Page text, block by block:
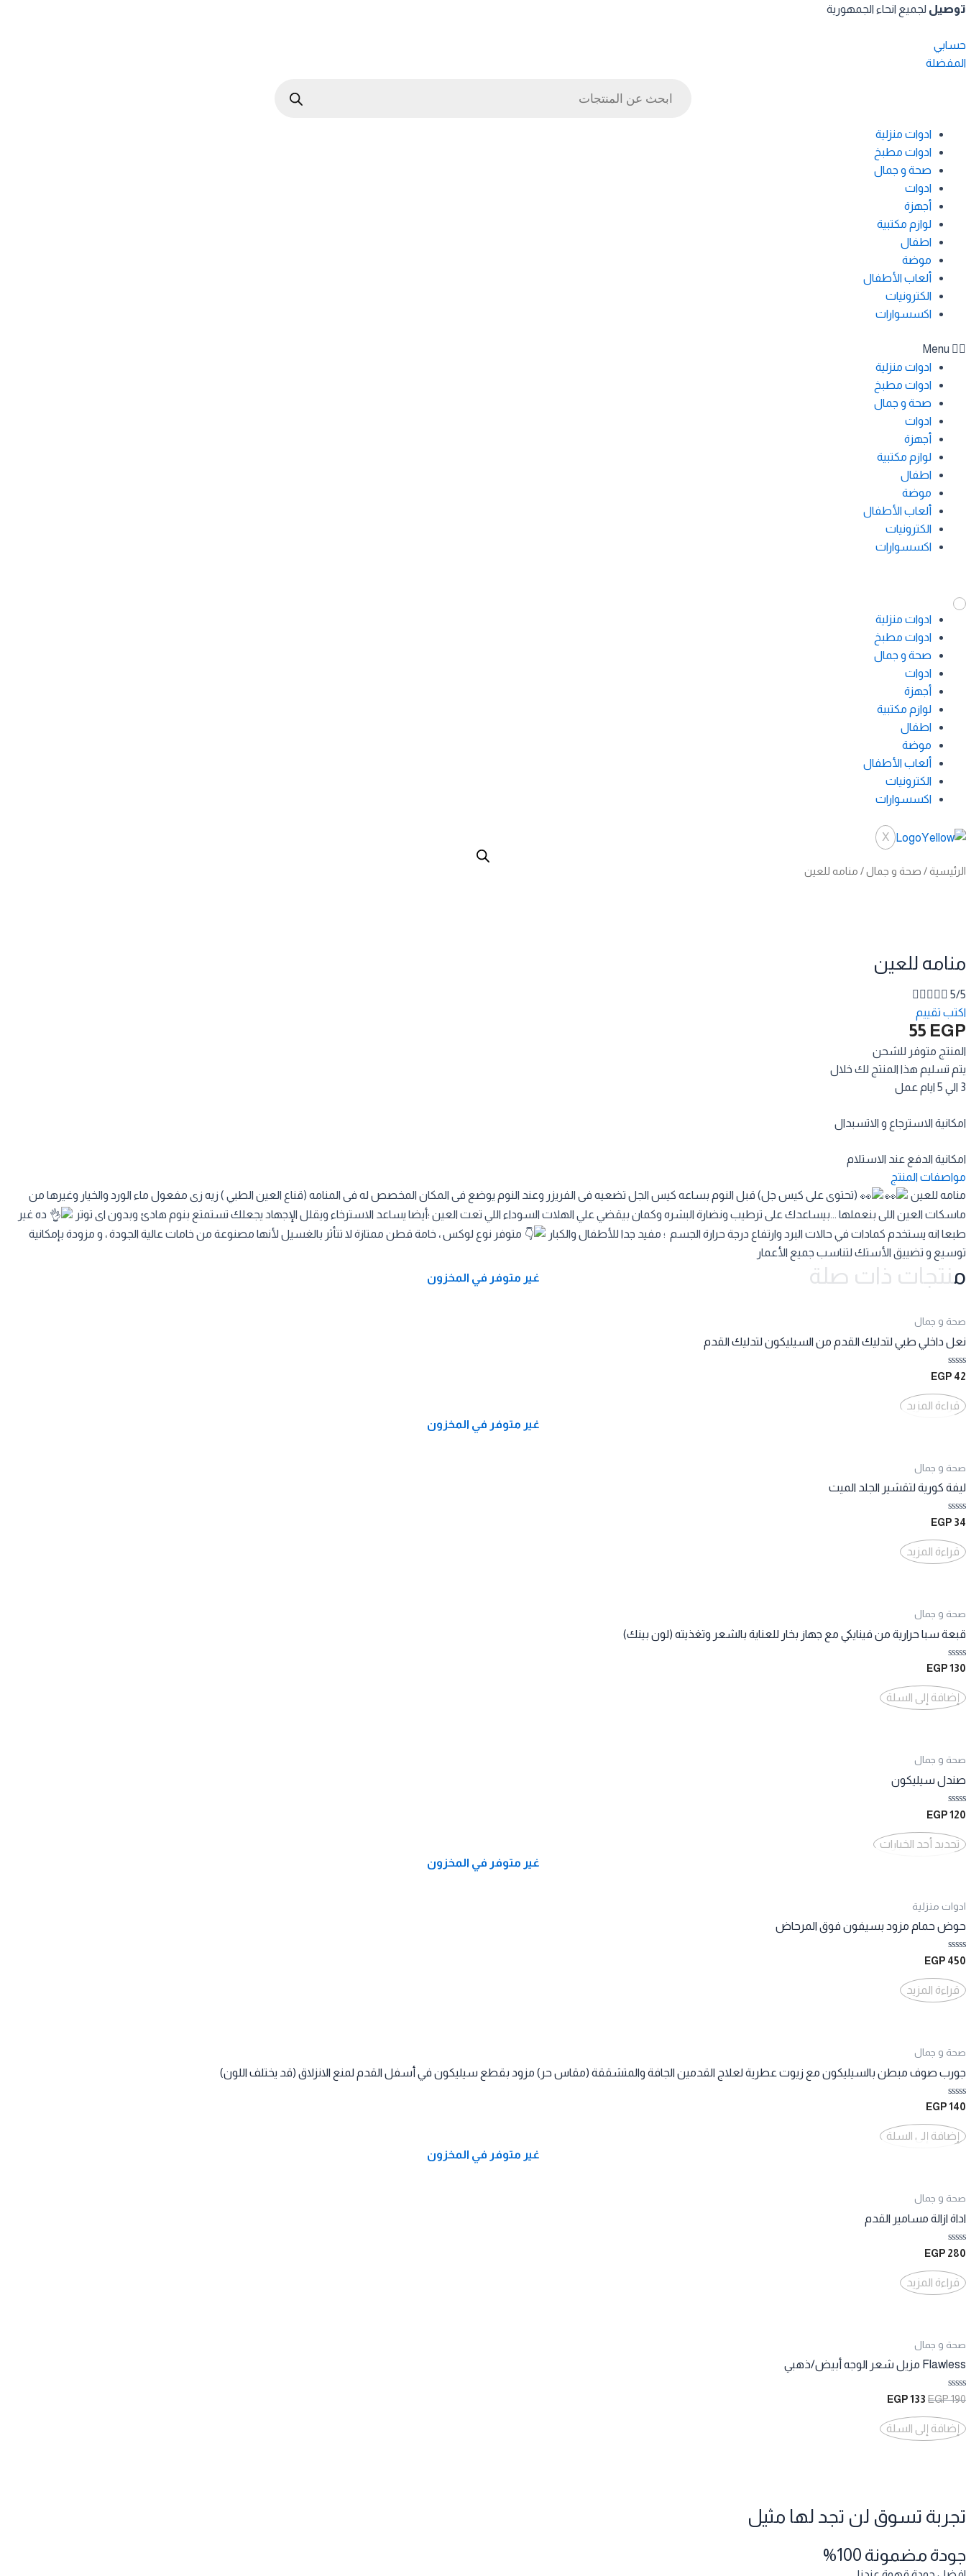
تخطي
المحتوى
توصيل لجميع انحاء الجمهورية
حسابي
المفضلة
search
ادوات منزلية
ادوات مطبخ
صحة و جمال
ادوات
أجهزة
لوازم مكتبية
اطفال
موضة
ألعاب الأطفال
الكترونيات
اكسسوارات
Menu
ادوات منزلية
ادوات مطبخ
صحة و جمال
ادوات
أجهزة
لوازم مكتبية
اطفال
موضة
ألعاب الأطفال
الكترونيات
اكسسوارات
ادوات منزلية
ادوات مطبخ
صحة و جمال
ادوات
أجهزة
لوازم مكتبية
اطفال
موضة
ألعاب الأطفال
الكترونيات
اكسسوارات
X
الرئيسية/ صحة و جمال/ منامه للعين
منامه للعين
     5/5
اكتب تقييم
55 EGP
المنتج متوفر للشحن
يتم تسليم هذا المنتج لك خلال
3 الي 5 ايام عمل
امكانية الاسترجاع و الاتسبدال
امكانية الدفع عند الاستلام
مواصفات المنتج
منامه للعين
(تحتوى على كيس جل) قبل النوم بساعه كيس الجل تضعيه فى الفريزر وعند النوم يوضع فى المكان المخصص له فى المنامه (قناع العين الطبي ) زيه زى مفعول ماء الورد والخيار وغيرها من
ماسكات العين اللى بنعملها ...بيساعدك على ترطيب ونضارة البشره وكمان بيقضي علي الهلات السوداء اللي تعت العين ؛أيضا يساعد الاسترخاء ويقلل الإجهاد يجعلك تستمتع بنوم هادئ وبدون اى توتر
ده غير
طبعا انه يستخدم كمادات في حالات البرد وارتفاع درجة حرارة الجسم ؛ مفيد جدا للأطفال والكبار
متوفر نوع لوكس ، خامة قطن ممتازة لا تتأثر بالغسيل لأنها مصنوعة من خامات عالية الجودة ، و مزودة بإمكانية
توسيع و تضييق الأستك لتناسب جميع الأعمار
منتجات ذات صلة غير متوفر في المخزون
صحة و جمال
نعل داخلي طبي لتدليك القدم من السيليكون لتدليك القدم
تم
التقييم
من
5
42
EGP
قراءة المزيد
غير متوفر في المخزون
صحة و جمال
ليفة كورية لتقشير الجلد الميت
تم
من
5
34
EGP
قراءة المزيد
صحة و جمال
قبعة سبا حرارية من فينايكي مع جهاز بخار للعناية بالشعر وتغذيته (لون بينك)
تم
من
5
130
EGP
إضافة إلى السلة
صحة و جمال
صندل سيليكون
تم
التقييم
من
5
120
EGP
تحديد أحد الخيارات
لهذا
غير متوفر في المخزون
ادوات منزلية
حوض حمام مزود بسيفون فوق المرحاض
تم
من
5
450
EGP
قراءة المزيد
صحة و جمال
جورب صوف مبطن بالسيليكون مع زيوت عطرية لعلاج القدمين الجافة والمتشققة (مقاس حر) مزود بقطع سيليكون في أسفل القدم لمنع الانزلاق (قد يختلف اللون)
تم
من
5
140
EGP
إضافة إلى السلة
غير متوفر في المخزون
صحة و جمال
اداة ازالة مسامير القدم
تم
التقييم
من
5
280
EGP
قراءة المزيد
صحة و جمال
Flawless مزيل شعر الوجه أبيض/ذهبي
تم
من
5
190
EGP السعر
هو:
190 EGP.
133
EGP
هو:
133 EGP.
إضافة إلى السلة
تجربة تسوق لن تجد لها مثيل
جودة مضمونة 100%